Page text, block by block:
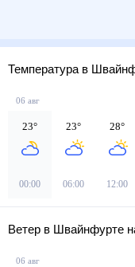
Температура в
06 авг
23°
00:00
23°
06:00
28°
12:00
Ветер в Швайнфурте
06 авг